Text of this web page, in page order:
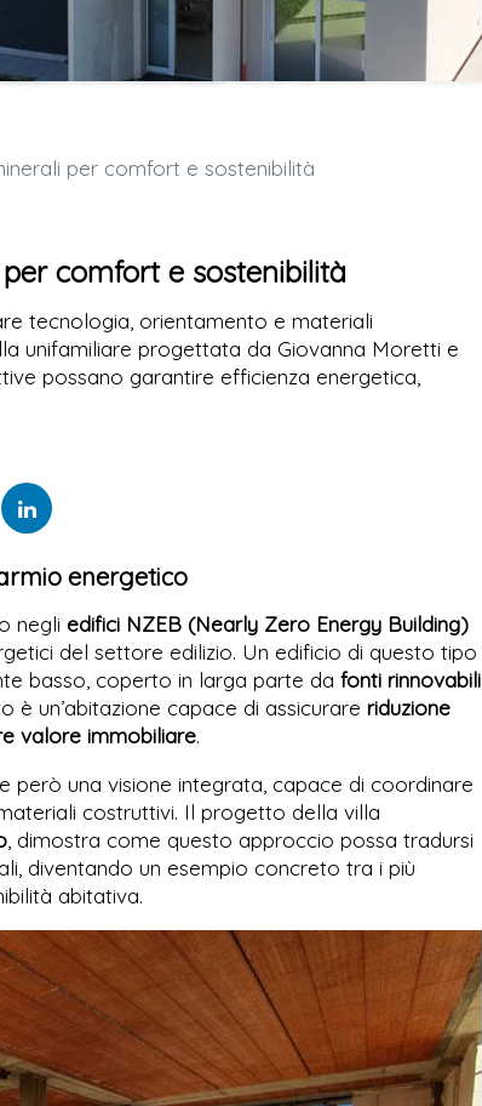
per comfort e sostenibilità
comfort e sostenibilità
tecnologia, orientamento e materiali
unifamiliare progettata da Giovanna Moretti e
possano garantire efficienza energetica,
energetico
negli edifici NZEB (Nearly Zero Energy Building)
del settore edilizio. Un edificio di questo tipo
basso, coperto in larga parte da fonti rinnovabili
è un’abitazione capace di assicurare riduzione
valore immobiliare.
però una visione integrata, capace di coordinare
costruttivi. Il progetto della villa
, dimostra come questo approccio possa tradursi
diventando un esempio concreto tra i più
abitativa.